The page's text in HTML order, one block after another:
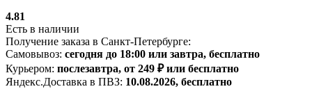
4.81
Есть в наличии
Получение заказа в Санкт-Петербурге:
Самовывоз: сегодня до 18:00 или завтра, бесплатно
Курьером: послезавтра, от 249 ₽ или бесплатно
Яндекс.Доставка в ПВЗ: 10.08.2026, бесплатно